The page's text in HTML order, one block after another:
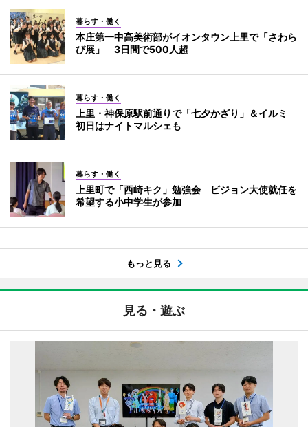
暮らす・働く
本庄第一中高美術部がイオンタウン上里で「さわら
び展」 3日間で500人超
暮らす・働く
上里・神保原駅前通りで「七夕かざり」＆イルミ
初日はナイトマルシェも
暮らす・働く
上里町で「西崎キク」勉強会 ビジョン大使就任を
希望する小中学生が参加
もっと見る
見る・遊ぶ